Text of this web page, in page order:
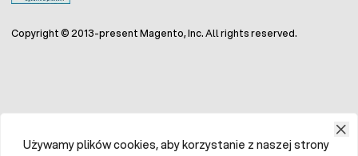
Copyright © 2013-present Magento, Inc. All rights reserved.
Używamy plików cookies, aby korzystanie z naszej strony